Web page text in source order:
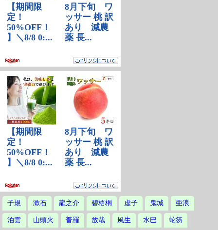
子規 漱石 龍之介 碧梧桐 虚子 鬼城 亜浪
泊雲 山頭火 普羅 放哉 風生 水巴 蛇笏